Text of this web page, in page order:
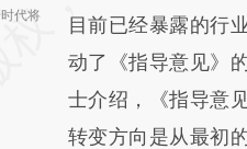
代将
目前已经暴露的行
动了《指导意见》
士介绍，《指导意
转变方向是从最初